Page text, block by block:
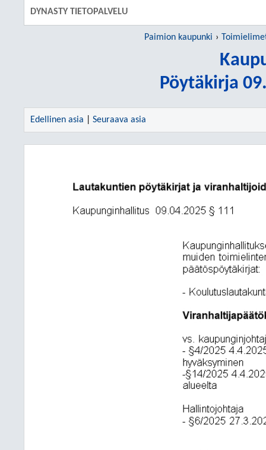
DYNASTY TIETOPALVELU
Paimion kaupunki
Pöytäkirja
Edellinen asia Seuraava asia